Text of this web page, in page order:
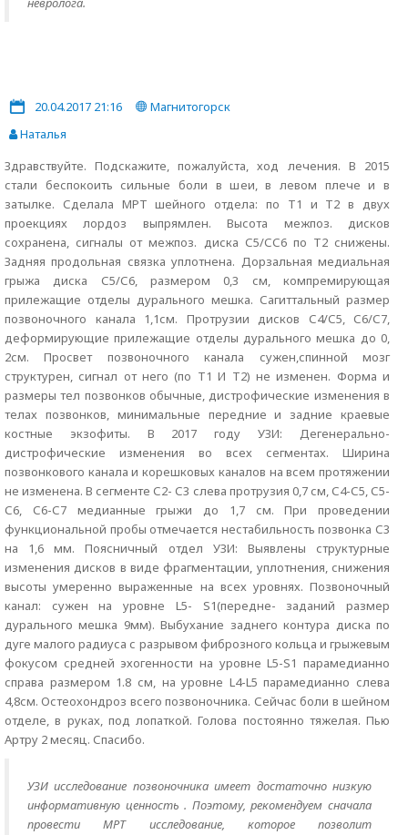
20.04.2017 21:16
Магнитогорск
Наталья
Здравствуйте. Подскажите, пожалуйста, ход лечения. В 2015
стали беспокоить сильные боли в шеи, в левом плече и в
затылке. Сделала МРТ шейного отдела: по Т1 и Т2 в двух
проекциях лордоз выпрямлен. Высота межпоз. дисков
сохранена, сигналы от межпоз. диска С5/СС6 по Т2 снижены.
Задняя продольная связка уплотнена. Дорзальная медиальная
грыжа диска С5/С6, размером 0,3 см, компремирующая
прилежащие отделы дурального мешка. Сагиттальный размер
позвоночного канала 1,1см. Протрузии дисков С4/С5, С6/С7,
деформирующие прилежащие отделы дурального мешка до 0,
2см. Просвет позвоночного канала сужен,спинной мозг
структурен, сигнал от него (по Т1 И Т2) не изменен. Форма и
размеры тел позвонков обычные, дистрофические изменения в
телах позвонков, минимальные передние и задние краевые
костные экзофиты. В 2017 году УЗИ: Дегенерально-
дистрофические изменения во всех сегментах. Ширина
позвонкового канала и корешковых каналов на всем протяжении
не изменена. В сегменте С2- С3 слева протрузия 0,7 см, С4-С5, С5-
С6, С6-С7 медианные грыжи до 1,7 см. При проведении
функциональной пробы отмечается нестабильность позвонка С3
на 1,6 мм. Поясничный отдел УЗИ: Выявлены структурные
изменения дисков в виде фрагментации, уплотнения, снижения
высоты умеренно выраженные на всех уровнях. Позвоночный
канал: сужен на уровне L5- S1(передне- заданий размер
дурального мешка 9мм). Выбухание заднего контура диска по
дуге малого радиуса с разрывом фиброзного кольца и грыжевым
фокусом средней эхогенности на уровне L5-S1 парамедианно
справа размером 1.8 см, на уровне L4-L5 парамедианно слева
4,8см. Остеохондроз всего позвоночника. Сейчас боли в шейном
отделе, в руках, под лопаткой. Голова постоянно тяжелая. Пью
Артру 2 месяц. Спасибо.
УЗИ исследование позвоночника имеет достаточно низкую
информативную ценность . Поэтому, рекомендуем сначала
провести МРТ исследование, которое позволит